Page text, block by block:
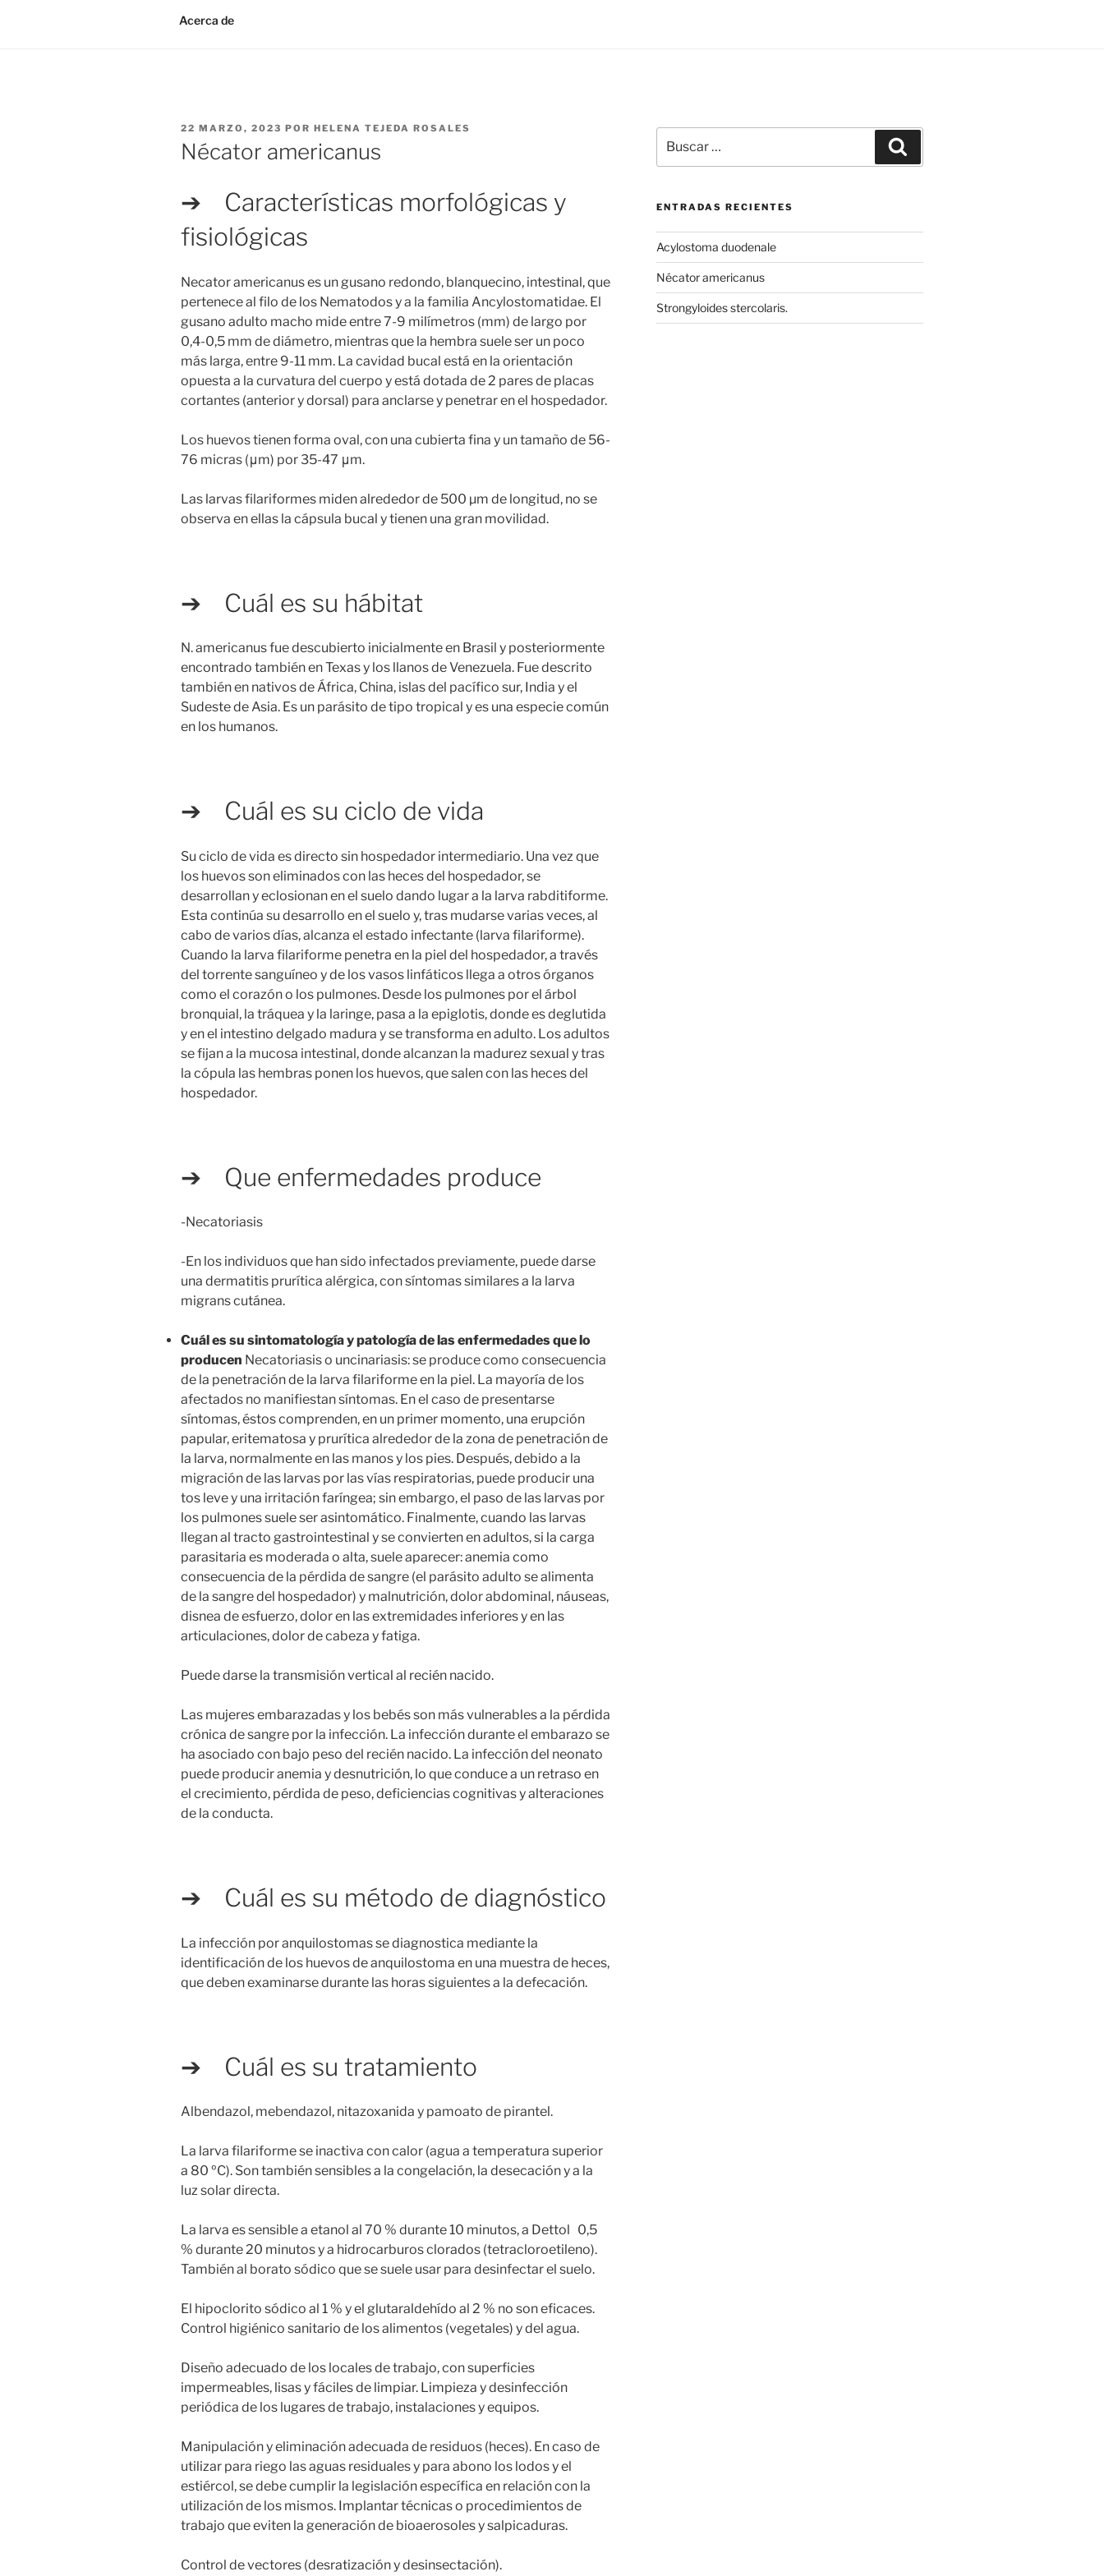
Acerca de
PUBLICADO
EN
22 MARZO, 2023 POR HELENA TEJEDA ROSALES
Nécator americanus
➔ Características morfológicas y
fisiológicas
Necator americanus es un gusano redondo, blanquecino, intestinal, que
pertenece al filo de los Nematodos y a la familia Ancylostomatidae. El
gusano adulto macho mide entre 7-9 milímetros (mm) de largo por
0,4-0,5 mm de diámetro, mientras que la hembra suele ser un poco
más larga, entre 9-11 mm. La cavidad bucal está en la orientación
opuesta a la curvatura del cuerpo y está dotada de 2 pares de placas
cortantes (anterior y dorsal) para anclarse y penetrar en el hospedador.
Los huevos tienen forma oval, con una cubierta fina y un tamaño de 56-
76 micras (μm) por 35-47 μm.
Las larvas filariformes miden alrededor de 500 µm de longitud, no se
observa en ellas la cápsula bucal y tienen una gran movilidad.
➔ Cuál es su hábitat
N. americanus fue descubierto inicialmente en Brasil y posteriormente
encontrado también en Texas y los llanos de Venezuela. Fue descrito
también en nativos de África, China, islas del pacífico sur, India y el
Sudeste de Asia. Es un parásito de tipo tropical y es una especie común
en los humanos.
➔ Cuál es su ciclo de vida
Su ciclo de vida es directo sin hospedador intermediario. Una vez que
los huevos son eliminados con las heces del hospedador, se
desarrollan y eclosionan en el suelo dando lugar a la larva rabditiforme.
Esta continúa su desarrollo en el suelo y, tras mudarse varias veces, al
cabo de varios días, alcanza el estado infectante (larva filariforme).
Cuando la larva filariforme penetra en la piel del hospedador, a través
del torrente sanguíneo y de los vasos linfáticos llega a otros órganos
como el corazón o los pulmones. Desde los pulmones por el árbol
bronquial, la tráquea y la laringe, pasa a la epiglotis, donde es deglutida
y en el intestino delgado madura y se transforma en adulto. Los adultos
se fijan a la mucosa intestinal, donde alcanzan la madurez sexual y tras
la cópula las hembras ponen los huevos, que salen con las heces del
hospedador.
➔ Que enfermedades produce
-Necatoriasis
-En los individuos que han sido infectados previamente, puede darse
una dermatitis prurítica alérgica, con síntomas similares a la larva
migrans cutánea.
Cuál es su sintomatología y patología de las enfermedades que lo
producen Necatoriasis o uncinariasis: se produce como consecuencia
de la penetración de la larva filariforme en la piel. La mayoría de los
afectados no manifiestan síntomas. En el caso de presentarse
síntomas, éstos comprenden, en un primer momento, una erupción
papular, eritematosa y prurítica alrededor de la zona de penetración de
la larva, normalmente en las manos y los pies. Después, debido a la
migración de las larvas por las vías respiratorias, puede producir una
tos leve y una irritación faríngea; sin embargo, el paso de las larvas por
los pulmones suele ser asintomático. Finalmente, cuando las larvas
llegan al tracto gastrointestinal y se convierten en adultos, si la carga
parasitaria es moderada o alta, suele aparecer: anemia como
consecuencia de la pérdida de sangre (el parásito adulto se alimenta
de la sangre del hospedador) y malnutrición, dolor abdominal, náuseas,
disnea de esfuerzo, dolor en las extremidades inferiores y en las
articulaciones, dolor de cabeza y fatiga.
Puede darse la transmisión vertical al recién nacido.
Las mujeres embarazadas y los bebés son más vulnerables a la pérdida
crónica de sangre por la infección. La infección durante el embarazo se
ha asociado con bajo peso del recién nacido. La infección del neonato
puede producir anemia y desnutrición, lo que conduce a un retraso en
el crecimiento, pérdida de peso, deficiencias cognitivas y alteraciones
de la conducta.
➔ Cuál es su método de diagnóstico
La infección por anquilostomas se diagnostica mediante la
identificación de los huevos de anquilostoma en una muestra de heces,
que deben examinarse durante las horas siguientes a la defecación.
➔ Cuál es su tratamiento
Albendazol, mebendazol, nitazoxanida y pamoato de pirantel.
La larva filariforme se inactiva con calor (agua a temperatura superior
a 80 ºC). Son también sensibles a la congelación, la desecación y a la
luz solar directa.
La larva es sensible a etanol al 70 % durante 10 minutos, a Dettol 0,5
% durante 20 minutos y a hidrocarburos clorados (tetracloroetileno).
También al borato sódico que se suele usar para desinfectar el suelo.
El hipoclorito sódico al 1 % y el glutaraldehído al 2 % no son eficaces.
Control higiénico sanitario de los alimentos (vegetales) y del agua.
Diseño adecuado de los locales de trabajo, con superficies
impermeables, lisas y fáciles de limpiar. Limpieza y desinfección
periódica de los lugares de trabajo, instalaciones y equipos.
Manipulación y eliminación adecuada de residuos (heces). En caso de
utilizar para riego las aguas residuales y para abono los lodos y el
estiércol, se debe cumplir la legislación específica en relación con la
utilización de los mismos. Implantar técnicas o procedimientos de
trabajo que eviten la generación de bioaerosoles y salpicaduras.
Control de vectores (desratización y desinsectación).
por:
ENTRADAS RECIENTES
Acylostoma duodenale
Nécator americanus
Strongyloides stercolaris.